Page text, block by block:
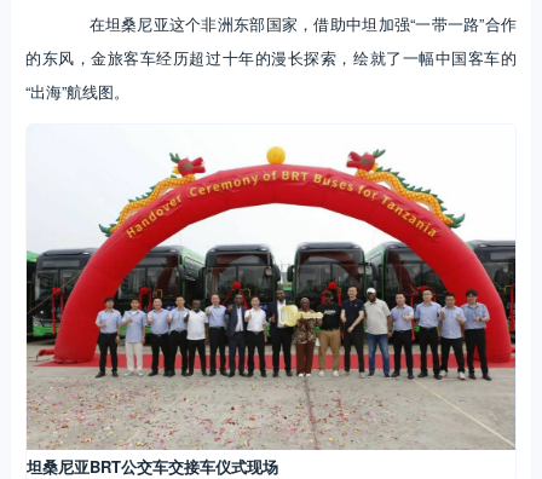
在坦桑尼亚这个非洲东部国家，借助中坦加强“一带一路”合作
的东风，金旅客车经历超过十年的漫长探索，绘就了一幅中国客车的
“出海”航线图。
坦桑尼亚BRT公交车交接车仪式现场